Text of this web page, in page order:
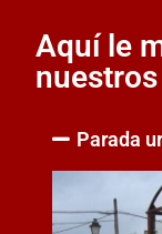
Aquí le
Parada